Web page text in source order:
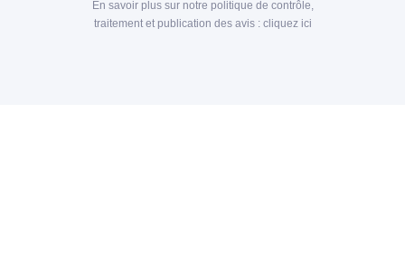
En savoir plus sur notre politique de contrôle,
traitement et publication des avis : cliquez ici